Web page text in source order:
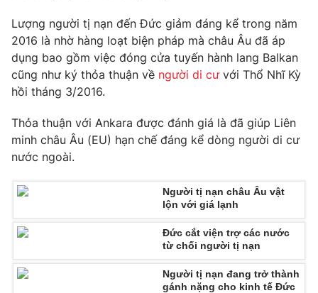
Phim VTV
Hậu trường
Nhân vật
Khán giả
Giải sao mai
Giải trí
Điện ảnh
Sao
Đời sống
Du lịch
Làm đẹp
Giáo dục
Tuyển sinh
Học trực tuyến
Hitech Công nghệ tương lai
Sản phẩm
Thị trường
Lượng người tị nạn đến Đức giảm đáng kể trong năm
2016 là nhờ hàng loạt biện pháp mà châu Âu đã áp
dụng bao gồm việc đóng cửa tuyến hành lang Balkan
cũng như ký thỏa thuận về người di cưvới Thổ Nhĩ Kỳ
hồi tháng 3/2016.
Thỏa thuận với Ankara được đánh giá là đã giúp Liên
minh châu Âu (EU) hạn chế đáng kể dòng người di cư
nước ngoài.
Người tị nạn châu Âu vật
lộn với giá lạnh
Đức cắt viện trợ các nước
từ chối người tị nạn
Người tị nạn đang trở thành
gánh nặng cho kinh tế Đức